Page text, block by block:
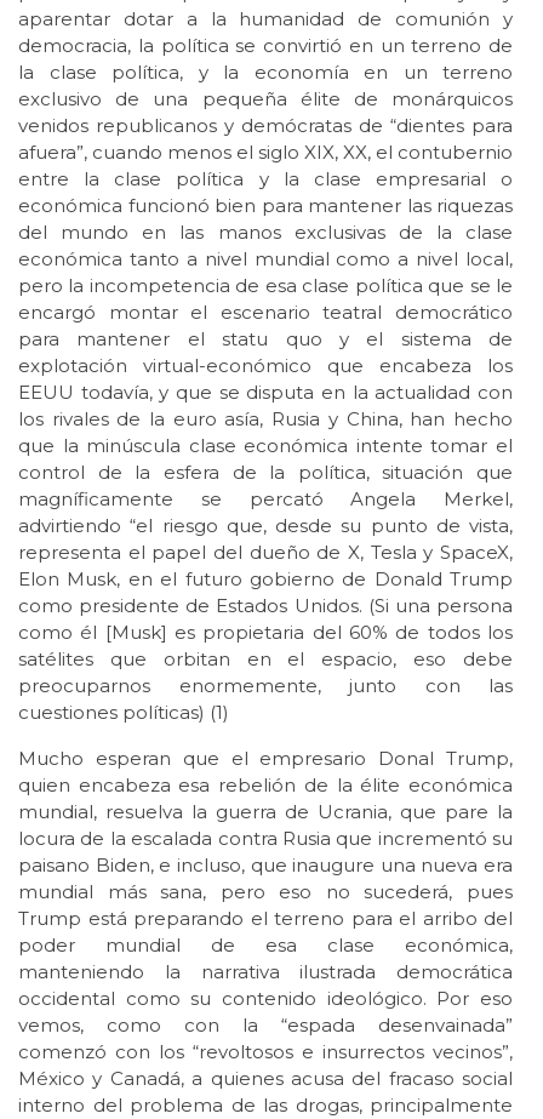
aparentar dotar a la humanidad de comunión y
democracia, la política se convirtió en un terreno de
la clase política, y la economía en un terreno
exclusivo de una pequeña élite de monárquicos
venidos republicanos y demócratas de “dientes para
afuera”, cuando menos el siglo XIX, XX, el contubernio
entre la clase política y la clase empresarial o
económica funcionó bien para mantener las riquezas
del mundo en las manos exclusivas de la clase
económica tanto a nivel mundial como a nivel local,
pero la incompetencia de esa clase política que se le
encargó montar el escenario teatral democrático
para mantener el statu quo y el sistema de
explotación virtual-económico que encabeza los
EEUU todavía, y que se disputa en la actualidad con
los rivales de la euro asía, Rusia y China, han hecho
que la minúscula clase económica intente tomar el
control de la esfera de la política, situación que
magníficamente se percató Angela Merkel,
advirtiendo “el riesgo que, desde su punto de vista,
representa el papel del dueño de X, Tesla y SpaceX,
Elon Musk, en el futuro gobierno de Donald Trump
como presidente de Estados Unidos. (Si una persona
como él [Musk] es propietaria del 60% de todos los
satélites que orbitan en el espacio, eso debe
preocuparnos enormemente, junto con las
cuestiones políticas) (1)
Mucho esperan que el empresario Donal Trump,
quien encabeza esa rebelión de la élite económica
mundial, resuelva la guerra de Ucrania, que pare la
locura de la escalada contra Rusia que incrementó su
paisano Biden, e incluso, que inaugure una nueva era
mundial más sana, pero eso no sucederá, pues
Trump está preparando el terreno para el arribo del
poder mundial de esa clase económica,
manteniendo la narrativa ilustrada democrática
occidental como su contenido ideológico. Por eso
vemos, como con la “espada desenvainada”
comenzó con los “revoltosos e insurrectos vecinos”,
México y Canadá, a quienes acusa del fracaso social
interno del problema de las drogas, principalmente